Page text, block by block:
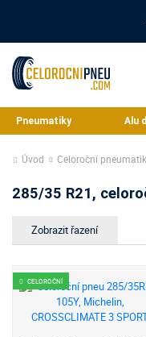
Pneumatiky Alu
Úvod Celoroční
285/35 R21,
CELOROČNÍ